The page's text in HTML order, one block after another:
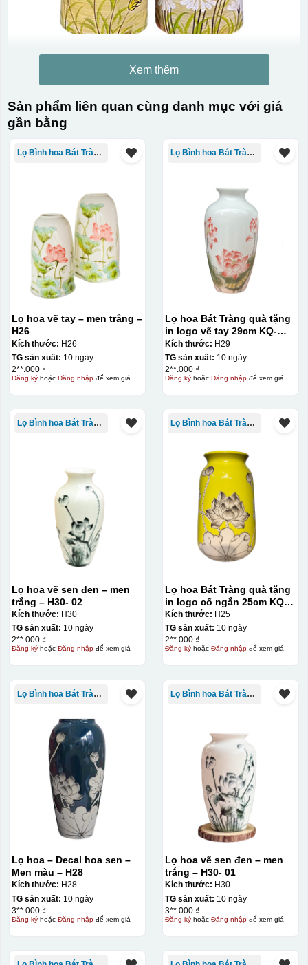
Xem thêm
Sản phẩm liên quan cùng danh mục với giá
gần bằng
Lọ Bình hoa Bát Tràng in logo
Lọ hoa vẽ tay – men trắng –
H26
Kích thước: H26
TG sản xuất: 10 ngày
2**.000 ₫
Đăng kýhoặc Đăng nhậpđể xem giá
Lọ Bình hoa Bát Tràng in logo
Lọ hoa Bát Tràng quà tặng
in logo vẽ tay 29cm KQ-
LH01
Kích thước: H29
TG sản xuất: 10 ngày
2**.000 ₫
Đăng kýhoặc Đăng nhậpđể xem giá
Lọ Bình hoa Bát Tràng in logo
Lọ hoa vẽ sen đen – men
trắng – H30- 02
Kích thước: H30
TG sản xuất: 10 ngày
2**.000 ₫
Đăng kýhoặc Đăng nhậpđể xem giá
Lọ Bình hoa Bát Tràng in logo
Lọ hoa Bát Tràng quà tặng
in logo cổ ngắn 25cm KQ-
LH02
Kích thước: H25
TG sản xuất: 10 ngày
2**.000 ₫
Đăng kýhoặc Đăng nhậpđể xem giá
Lọ Bình hoa Bát Tràng in logo
Lọ hoa – Decal hoa sen –
Men màu – H28
Kích thước: H28
TG sản xuất: 10 ngày
3**.000 ₫
Đăng kýhoặc Đăng nhậpđể xem giá
Lọ Bình hoa Bát Tràng in logo
Lọ hoa vẽ sen đen – men
trắng – H30- 01
Kích thước: H30
TG sản xuất: 10 ngày
3**.000 ₫
Đăng kýhoặc Đăng nhậpđể xem giá